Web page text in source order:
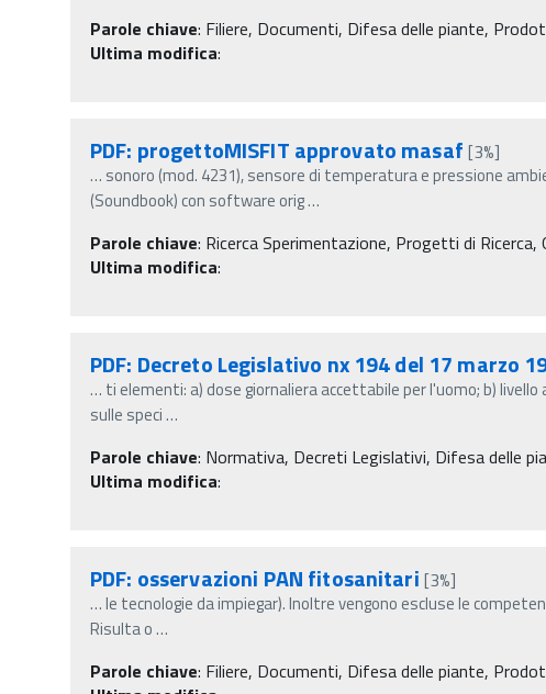
Parole chiave: Filiere, Documenti, Difesa delle piante,
Ultima modifica:
PDF: progettoMISFIT approvato masaf [3%]
… sonoro (mod. 4231), sensore di temperatura e pressione
(Soundbook) con software orig…
Parole chiave: Ricerca Sperimentazione, Progetti di
Ultima modifica:
PDF: Decreto Legislativo nx 194 del 17 marzo
… ti elementi: a) dose giornaliera accettabile per l'uomo; b)
sulle speci…
Parole chiave: Normativa, Decreti Legislativi, Difesa delle
Ultima modifica:
PDF: osservazioni PAN fitosanitari [3%]
…le tecnologie da impiegar). Inoltre vengono escluse le
Risulta o…
Parole chiave: Filiere, Documenti, Difesa delle piante,